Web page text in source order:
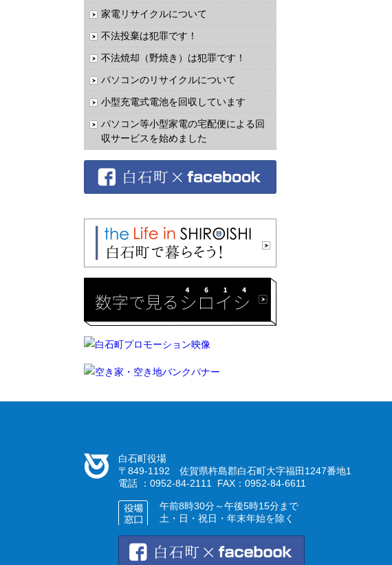
家電リサイクルについて
不法投棄は犯罪です！
不法焼却（野焼き）は犯罪です！
パソコンのリサイクルについて
小型充電式電池を回収しています
パソコン等小型家電の宅配便による回
収サービスを始めました
白石町役場
〒849-1192 佐賀県杵島郡白石町大字福田1247番地1
電話 ：0952-84-2111 FAX：0952-84-6611
午前8時30分～午後5時15分まで
土・日・祝日・年末年始を除く